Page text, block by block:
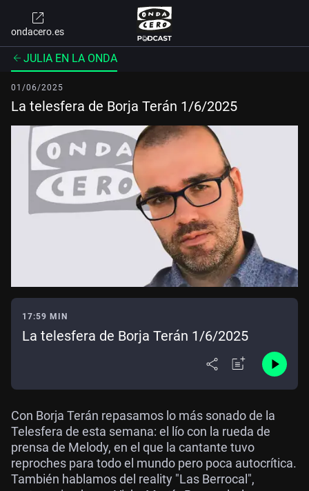
ondacero.es
JULIA EN LA ONDA
01/06/2025
La telesfera de Borja Terán 1/6/2025
17:59 MIN
La telesfera de Borja Terán 1/6/2025
Con Borja Terán repasamos lo más sonado de la
Telesfera de esta semana: el lío con la rueda de
prensa de Melody, en el que la cantante tuvo
reproches para todo el mundo pero poca autocrítica.
También hablamos del reality "Las Berrocal",